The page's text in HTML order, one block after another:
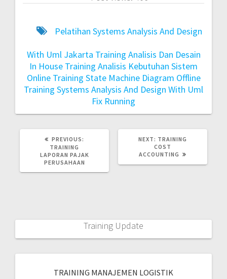
Pelatihan Systems Analysis And Design
With Uml Jakarta Training Analisis Dan Desain
In House Training Analisis Kebutuhan Sistem
Online Training State Machine Diagram Offline
Training Systems Analysis And Design With Uml
Fix Running
PREVIOUS:
TRAINING
LAPORAN PAJAK
PERUSAHAAN
NEXT: TRAINING
COST
ACCOUNTING
Training Update
TRAINING MANAJEMEN LOGISTIK